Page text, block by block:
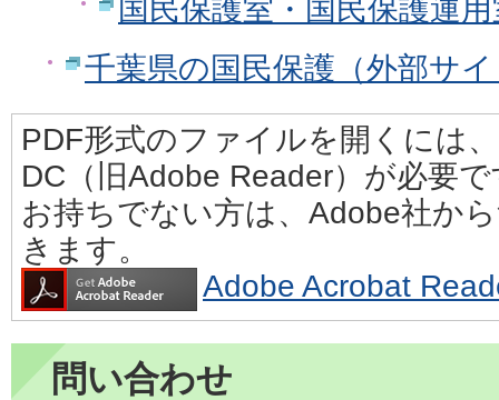
国民保護室・国民保護運
千葉県の国民保護（外部サ
PDF形式のファイルを開くには
DC（旧Adobe Reader）が必要
お持ちでない方は、Adobe社か
きます。
Adobe Acrobat
問い合わせ